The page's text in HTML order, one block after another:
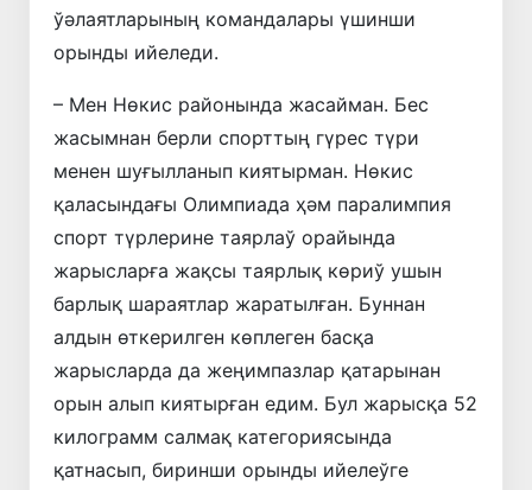
ўәлаятларының командалары үшинши
орынды ийеледи.
– Мен Нөкис районында жасайман. Бес
жасымнан берли спорттың гүрес түри
менен шуғылланып киятырман. Нөкис
қаласындағы Олимпиада ҳәм паралимпия
спорт түрлерине таярлаў орайында
жарысларға жақсы таярлық көриў ушын
барлық шараятлар жаратылған. Буннан
алдын өткерилген көплеген басқа
жарысларда да жеңимпазлар қатарынан
орын алып киятырған едим. Бул жарысқа 52
килограмм салмақ категориясында
қатнасып, биринши орынды ийелеўге